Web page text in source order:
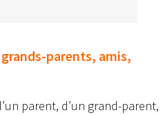
parents, amis,
parent, d’un grand-parent,